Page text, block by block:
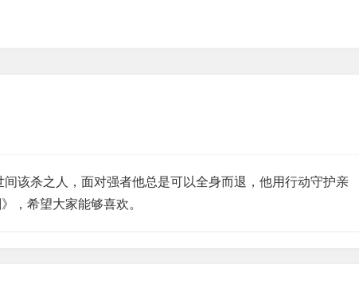
该杀之人，面对强者他总是可以全身而退，他用行动守护亲
，希望大家能够喜欢。